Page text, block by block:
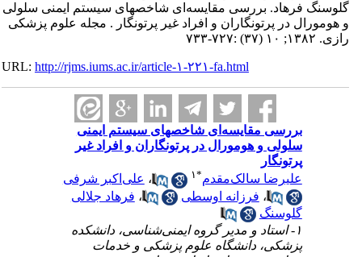
گلوسنگ فرهاد. بررسی مقایسه‌ای شاخصهای سیستم ایمنی سلولی
و هومورال در پرتونگاران و افراد غیر پرتونگار . مجله علوم پزشکی
رازی. ۱۳۸۲; ۱۰ (۳۷) :۷۲۷-۷۳۳
URL:http://rjms.iums.ac.ir/article-۱-۲۲۱-fa.html
بررسی مقایسه‌ای شاخصهای سیستم ایمنی
سلولی و هومورال در پرتونگاران و افراد غیر
پرتونگار
علیرضا سالک‌مقدم
۱ ،علی‌اکبر شرفی
،فرزانه اوسطی ،فرهاد جلالی
گلوسنگ
۱- استاد و مدیر گروه ایمنی‌شناسی، دانشکده
پزشکی، دانشگاه علوم پزشکی و خدمات